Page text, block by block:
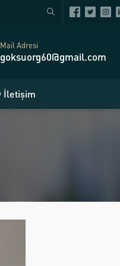
Mail Adresi
goksuorg60@gmail.com
İletişim